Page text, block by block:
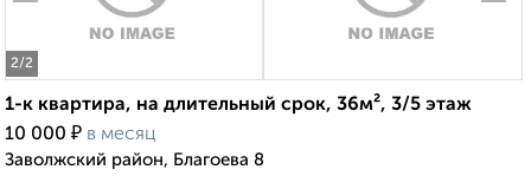
2/2
1-к квартира, на длительный срок, 36м², 3/5 этаж
10 000 ₽ в месяц
Заволжский район, Благоева 8